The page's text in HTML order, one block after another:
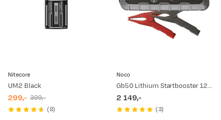
Nitecore
UM2 Black
discounted
price
299,-
original
price
399,-
(8)
Noco
Gb50 Lithium Startbooster 12v 1500amp
price
2 149,-
(3)